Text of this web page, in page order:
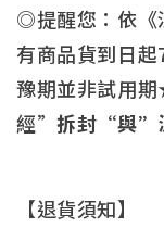
◎提醒您：依《
有商品貨到日
豫期並非試用
經”拆封“與”
【退貨須知】